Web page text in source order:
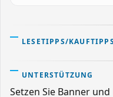
LESETIPPS/KAUFTIPPS
UNTERSTÜTZUNG
Setzen Sie Banner